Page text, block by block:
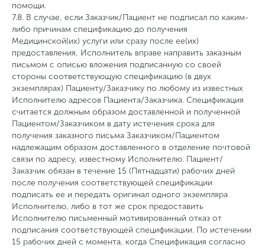
помощи.
7.8. В случае, если Заказчик/Пациент не подписал по каким-
либо причинам спецификацию до получения
Медицинской(их) услуги или сразу после ее(их)
предоставления, Исполнитель вправе направить заказным
письмом с описью вложения подписанную со своей
стороны соответствующую спецификацию (в двух
экземплярах) Пациенту/Заказчику по любому из известных
Исполнителю адресов Пациента/Заказчика. Спецификация
считается должным образом доставленной и полученной
Пациентом/Заказчиком в дату истечения срока для
получения заказного письма Заказчиком/Пациентом
надлежащим образом доставленного в отделение почтовой
связи по адресу, известному Исполнителю. Пациент/
Заказчик обязан в течение 15 (Пятнадцати) рабочих дней
после получения соответствующей спецификации
подписать ее и передать оригинал одного экземпляра
Исполнителю, либо в тот же срок предоставить
Исполнителю письменный мотивированный отказ от
подписания соответствующей спецификации. По истечении
15 рабочих дней с момента, когда Спецификация согласно